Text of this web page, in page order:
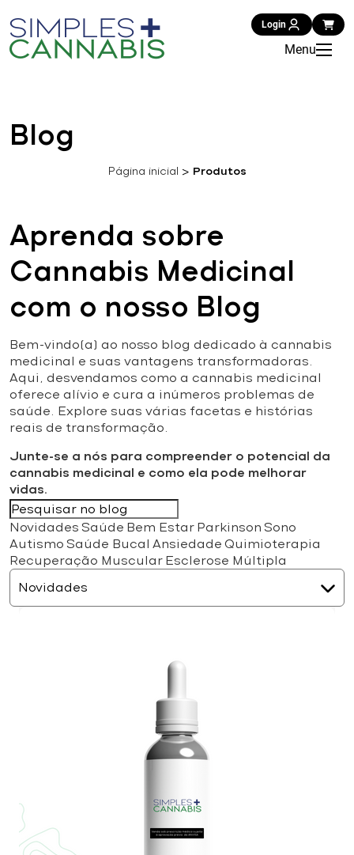
Login
Menu
Blog
Página inicial > Produtos
Aprenda sobre
Cannabis Medicinal
com o nosso Blog
Bem-vindo(a) ao nosso blog dedicado à cannabis
medicinal e suas vantagens transformadoras.
Aqui, desvendamos como a cannabis medicinal
oferece alívio e cura a inúmeros problemas de
saúde. Explore suas várias facetas e histórias
reais de transformação.
Junte-se a nós para compreender o potencial da
cannabis medicinal e como ela pode melhorar
vidas.
Novidades Saúde Bem Estar Parkinson Sono
Autismo Saúde Bucal Ansiedade Quimioterapia
Recuperação Muscular Esclerose Múltipla